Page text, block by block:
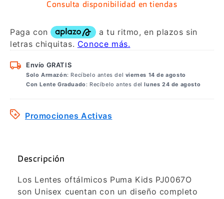
Consulta disponibilidad en tiendas
Envío GRATIS
Solo Armazón: Recíbelo antes del viernes 14 de agosto
Con Lente Graduado: Recíbelo antes dellunes 24 de agosto
Promociones Activas
Descripción
Los Lentes oftálmicos Puma Kids PJ0067O
son Unisex cuentan con un diseño completo